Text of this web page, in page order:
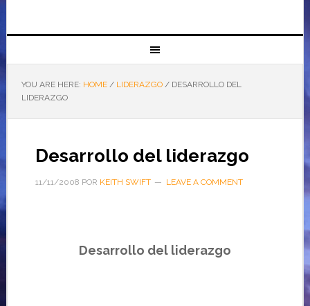
YOU ARE HERE: HOME / LIDERAZGO /DESARROLLO DEL
LIDERAZGO
Desarrollo del liderazgo
11/11/2008 POR KEITH SWIFT LEAVE A COMMENT
Desarrollo del liderazgo